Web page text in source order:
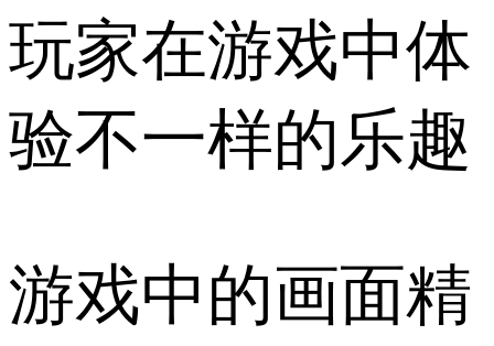
玩家在游戏中体
验不一样的乐趣
游戏中的画面精